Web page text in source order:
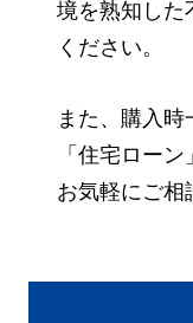
境を熟知した
ください。
また、購入時
「住宅ローン
お気軽にご相